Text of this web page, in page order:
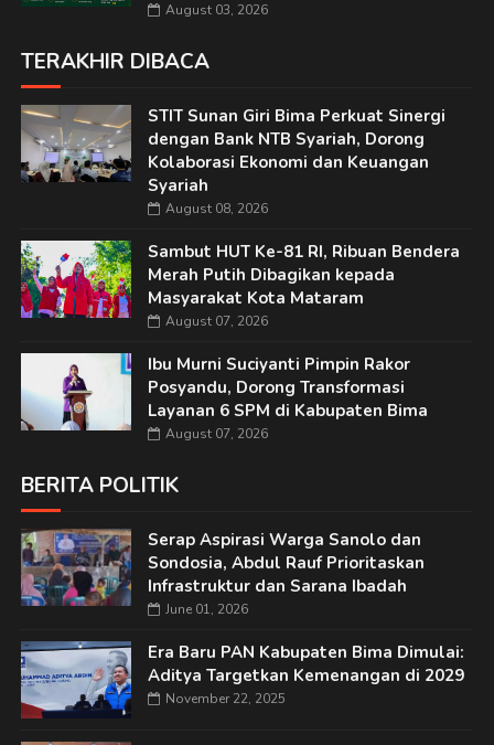
August 03, 2026
TERAKHIR DIBACA
STIT Sunan Giri Bima Perkuat Sinergi
dengan Bank NTB Syariah, Dorong
Kolaborasi Ekonomi dan Keuangan
Syariah
August 08, 2026
Sambut HUT Ke-81 RI, Ribuan Bendera
Merah Putih Dibagikan kepada
Masyarakat Kota Mataram
August 07, 2026
Ibu Murni Suciyanti Pimpin Rakor
Posyandu, Dorong Transformasi
Layanan 6 SPM di Kabupaten Bima
August 07, 2026
BERITA POLITIK
Serap Aspirasi Warga Sanolo dan
Sondosia, Abdul Rauf Prioritaskan
Infrastruktur dan Sarana Ibadah
June 01, 2026
Era Baru PAN Kabupaten Bima Dimulai:
Aditya Targetkan Kemenangan di 2029
November 22, 2025